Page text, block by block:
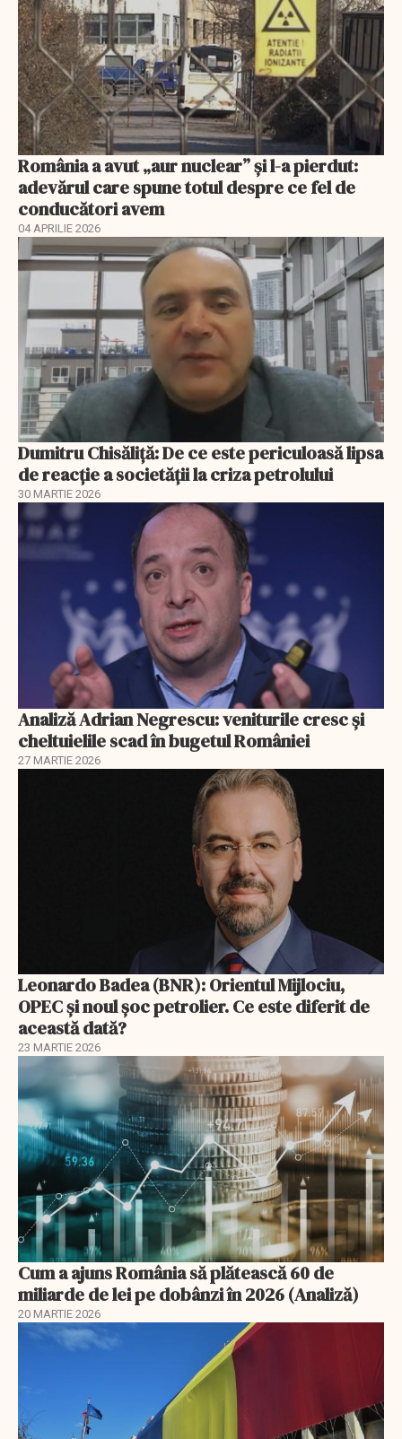
România a avut „aur nuclear” și l-a pierdut:
adevărul care spune totul despre ce fel de
conducători avem
04 APRILIE 2026
Dumitru Chisăliță: De ce este periculoasă lipsa
de reacție a societății la criza petrolului
30 MARTIE 2026
Analiză Adrian Negrescu: veniturile cresc și
cheltuielile scad în bugetul României
27 MARTIE 2026
Leonardo Badea (BNR): Orientul Mijlociu,
OPEC și noul șoc petrolier. Ce este diferit de
această dată?
23 MARTIE 2026
Cum a ajuns România să plătească 60 de
miliarde de lei pe dobânzi în 2026 (Analiză)
20 MARTIE 2026